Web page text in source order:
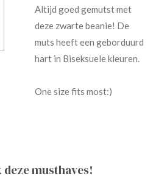
Altijd goed gemutst met
deze zwarte beanie! De
muts heeft een geborduurd
hart in Biseksuele kleuren.
One size fits most:)
deze musthaves!